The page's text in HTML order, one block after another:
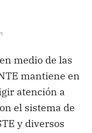
medio de las
mantiene en
atención a
el sistema de
y diversos